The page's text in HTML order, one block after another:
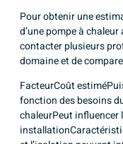
Pour obtenir une
d’une pompe à
contacter plusieurs
domaine et de
FacteurCoût
fonction des besoins
chaleurPeut influencer